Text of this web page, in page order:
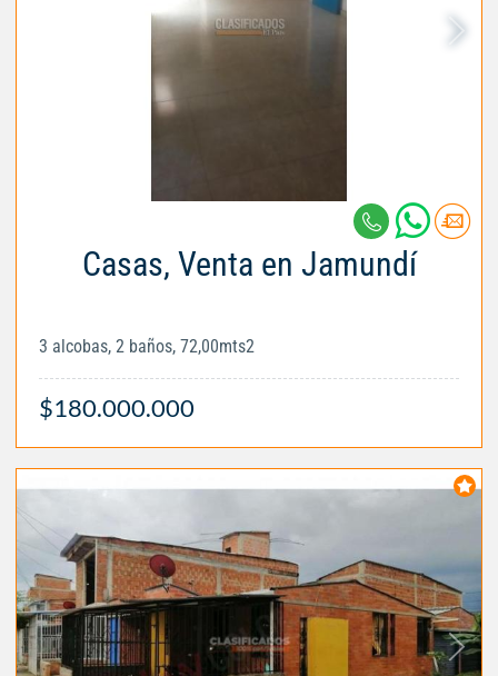
Casas, Venta en Jamundí
3 alcobas, 2 baños, 72,00mts2
$180.000.000